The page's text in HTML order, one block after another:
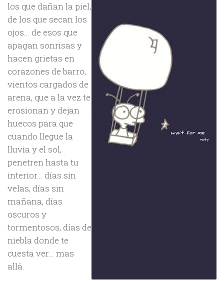
los que dañan la piel,
de los que secan los
ojos… de esos que
apagan sonrisas y
hacen grietas en
corazones de barro,
vientos cargados de
arena, que a la vez te
erosionan y dejan
huecos para que
cuando llegue la
lluvia y el sol,
penetren hasta tu
interior… días sin
velas, días sin
mañana, días
oscuros y
tormentosos, días de
niebla donde te
cuesta ver… mas
allá.